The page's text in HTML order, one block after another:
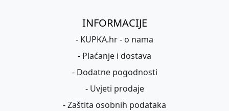
INFORMACIJE
- KUPKA.hr - o nama
- Plaćanje i dostava
- Dodatne pogodnosti
- Uvjeti prodaje
-Zaštita osobnih podataka